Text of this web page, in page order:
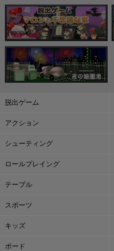
脱出ゲーム
アクション
シューティング
ロールプレイング
テーブル
スポーツ
キッズ
ボード